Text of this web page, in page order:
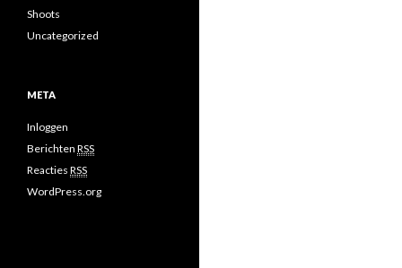
Shoots
Uncategorized
META
Inloggen
Berichten RSS
Reacties RSS
WordPress.org